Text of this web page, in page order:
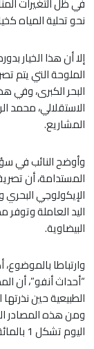
نحو تحلية المياه
إلا أن هذا الخيار
الملوحة التي يتم
البحر الكبرى، وفي
الاستقلالي، محمد
المشاريع.
وأوضح النائب في
المستدامة، أن
الإيكولوجي
اليد العاملة
البيضاوية.
وارتباطا
“أحداث أنفو”، أن
الطبيعية حين
ومن هذه المصادر
اليوم تشكل 1 بالمائة من مجموع المياه العذبة في العالم.